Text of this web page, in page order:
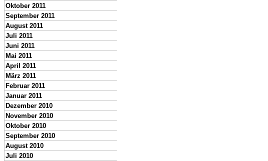
Oktober 2011
September 2011
August 2011
Juli 2011
Juni 2011
Mai 2011
April 2011
März 2011
Februar 2011
Januar 2011
Dezember 2010
November 2010
Oktober 2010
September 2010
August 2010
Juli 2010